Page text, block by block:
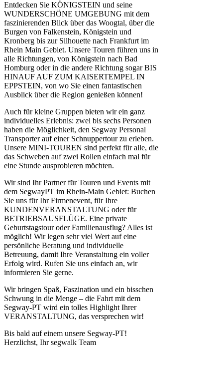
Entdecken Sie KÖNIGSTEIN und seine
WUNDERSCHÖNE UMGEBUNG mit dem
faszinierenden Blick über das Woogtal, über die
Burgen von Falkenstein, Königstein und
Kronberg bis zur Silhouette nach Frankfurt im
Rhein Main Gebiet. Unsere Touren führen uns in
alle Richtungen, von Königstein nach Bad
Homburg oder in die andere Richtung sogar BIS
HINAUF AUF ZUM KAISERTEMPEL IN
EPPSTEIN, von wo Sie einen fantastischen
Ausblick über die Region genießen können!
Auch für kleine Gruppen bieten wir ein ganz
individuelles Erlebnis: zwei bis sechs Personen
haben die Möglichkeit, den Segway Personal
Transporter auf einer Schnuppertour zu erleben.
Unsere MINI-TOUREN sind perfekt für alle, die
das Schweben auf zwei Rollen einfach mal für
eine Stunde ausprobieren möchten.
Wir sind Ihr Partner für Touren und Events mit
dem SegwayPT im Rhein-Main Gebiet: Buchen
Sie uns für Ihr Firmenevent, für Ihre
KUNDENVERANSTALTUNG oder für
BETRIEBSAUSFLÜGE. Eine private
Geburtstagstour oder Familienausflug? Alles ist
möglich! Wir legen sehr viel Wert auf eine
persönliche Beratung und individuelle
Betreuung, damit Ihre Veranstaltung ein voller
Erfolg wird. Rufen Sie uns einfach an, wir
informieren Sie gerne.
Wir bringen Spaß, Faszination und ein bisschen
Schwung in die Menge – die Fahrt mit dem
Segway-PT wird ein tolles Highlight Ihrer
VERANSTALTUNG, das versprechen wir!
Bis bald auf einem unsere Segway-PT!
Herzlichst, Ihr segwalk Team